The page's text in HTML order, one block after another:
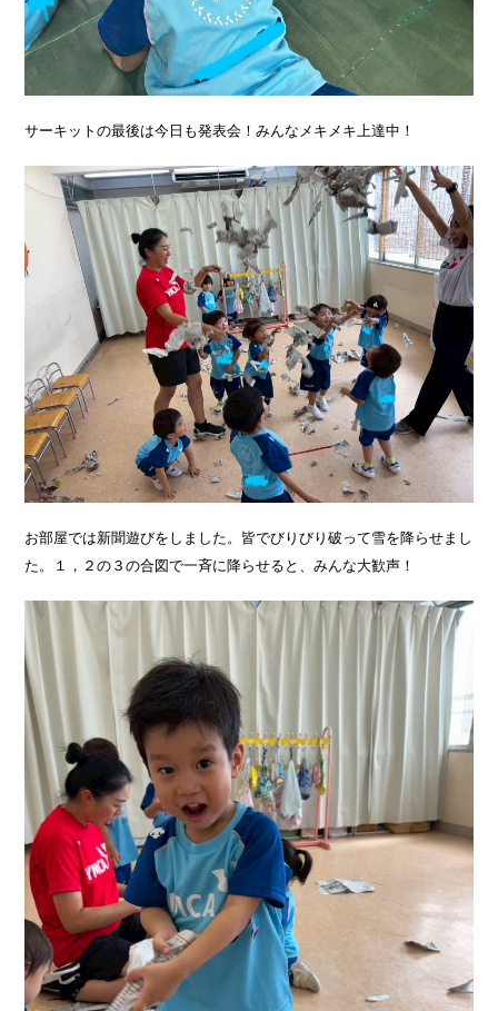
サーキットの最後は今日も発表会！みんなメキメキ上達中！
お部屋では新聞遊びをしました。皆でびりびり破って雪を降らせまし
た。１，２の３の合図で一斉に降らせると、みんな大歓声！